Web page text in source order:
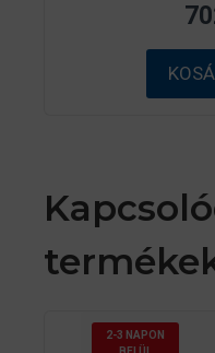
5
b
ő
l
2-3 NAPON